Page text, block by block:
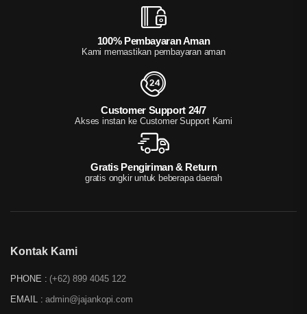
100% Pembayaran Aman
Kami memastikan pembayaran aman
Customer Support 24/7
Akses instan ke Customer Support Kami
Gratis Pengiriman & Return
gratis ongkir untuk beberapa daerah
Kontak Kami
PHONE : (+62) 899 4045 122
EMAIL : admin@jajankopi.com